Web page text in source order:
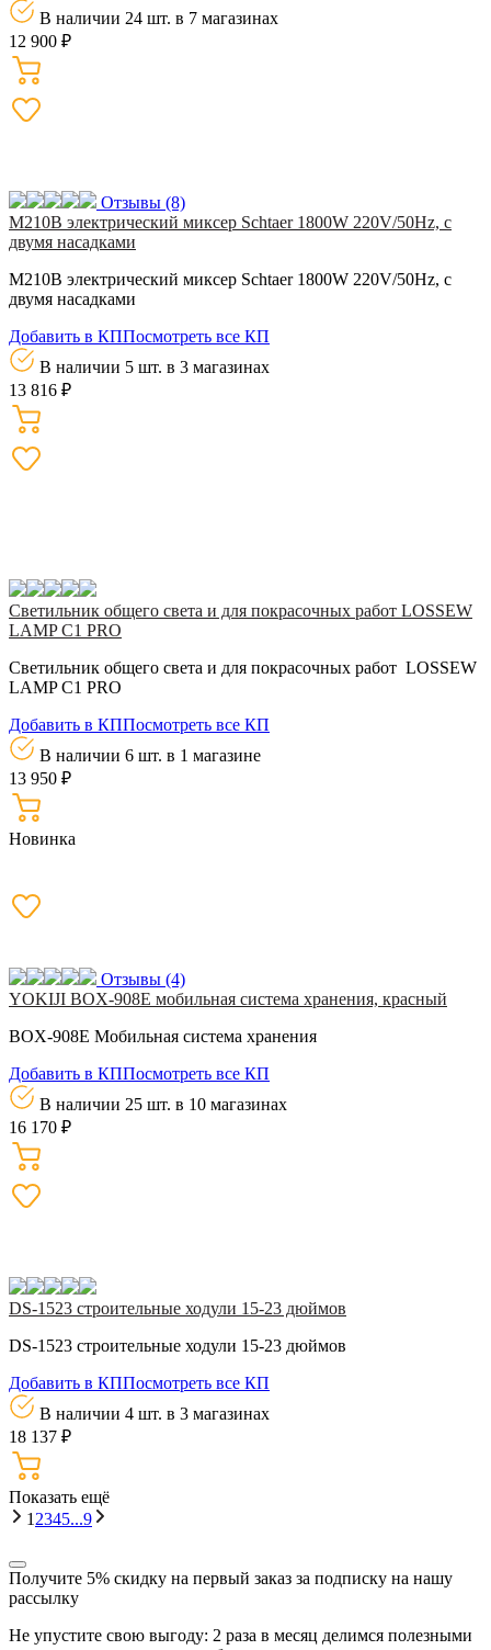
В наличии 24 шт. в 7 магазинах
12 900 ₽
Отзывы (8)
M210B электрический миксер Schtaer 1800W 220V/50Hz, с
двумя насадками
M210B электрический миксер Schtaer 1800W 220V/50Hz, с
двумя насадками
Добавить в КППосмотреть все КП
В наличии 5 шт. в 3 магазинах
13 816 ₽
Светильник общего света и для покрасочных работ LOSSEW
LAMP C1 PRO
Светильник общего света и для покрасочных работ LOSSEW
LAMP C1 PRO
Добавить в КППосмотреть все КП
В наличии 6 шт. в 1 магазине
13 950 ₽
Новинка
Отзывы (4)
YOKIJI BOX-908E мобильная система хранения, красный
BOX-908E Мобильная система хранения
Добавить в КППосмотреть все КП
В наличии 25 шт. в 10 магазинах
16 170 ₽
DS-1523 строительные ходули 15-23 дюймов
DS-1523 строительные ходули 15-23 дюймов
Добавить в КППосмотреть все КП
В наличии 4 шт. в 3 магазинах
18 137 ₽
Показать eщё
1 2345...9
Получите 5% скидку на первый заказ за подписку на нашу
рассылку
Не упустите свою выгоду: 2 раза в месяц делимся полезными